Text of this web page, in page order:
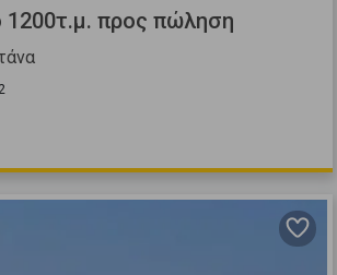
1200τ.μ. προς πώληση
2